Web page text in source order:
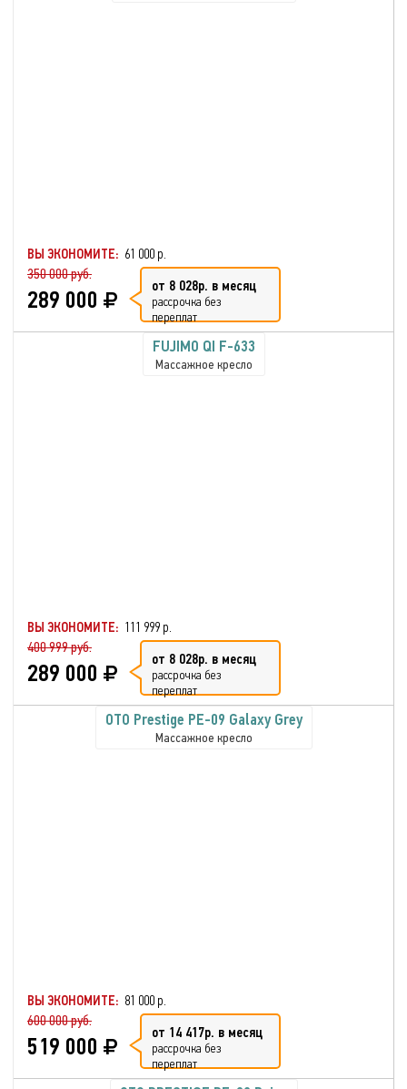
ВЫ ЭКОНОМИТЕ: 61 000 р.
350 000 руб.
289 000 от 8 028р. в месяц
рассрочка без
переплат
FUJIMO QI F-633
Массажное кресло
ВЫ ЭКОНОМИТЕ: 111 999 р.
400 999 руб.
289 000 от 8 028р. в месяц
рассрочка без
переплат
OTO Prestige PE-09 Galaxy Grey
Массажное кресло
ВЫ ЭКОНОМИТЕ: 81 000 р.
600 000 руб.
519 000 от 14 417р. в месяц
рассрочка без
переплат